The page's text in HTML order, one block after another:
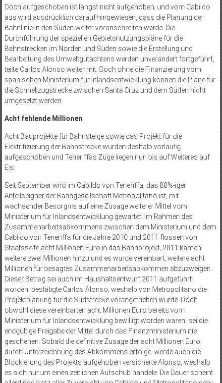
Doch aufgeschoben ist längst nicht aufgehoben, und vom Cabildo
aus wird ausdrücklich darauf hingewiesen, dass die Planung der
Bahnlinie in den Süden weiter voranschreiten werde. Die
Durchführung der speziellen Gebietsnutzungspläne für die
Bahnstrecken im Norden und Süden sowie die Erstellung und
Bearbeitung des Umweltgutachtens werden unverändert fortgeführt,
teilte Carlos Alonso weiter mit. Doch ohne die Finanzierung vom
spanischen Ministerium für Inlandsentwicklung können die Pläne für
die Schnellzugstrecke zwischen Santa Cruz und dem Süden nicht
umgesetzt werden.
Acht fehlende Millionen
Acht Bauprojekte für Bahnsteige sowie das Projekt für die
Elektrifizierung der Bahnstrecke wurden deshalb vorläufig
aufgeschoben und Teneriffas Züge liegen nun bis auf Weiteres auf
Eis.
Seit September wird im Cabildo von Teneriffa, das 80%-iger
Anteilseigner der Bahngesellschaft Metropolitano ist, mit
wachsender Besorgnis auf eine Zusage weiterer Mittel vom
Ministerium für Inlandsentwicklung gewartet. Im Rahmen des
Zusammenarbeitsabkommens zwischen dem Ministerium und dem
Cabildo von Teneriffa für die Jahre 2010 und 2011 flossen von
Staatsseite acht Millionen Euro in das Bahnprojekt, 2011 kamen
weitere zwei Millionen hinzu und es wurde vereinbart, weitere acht
Millionen für besagtes Zusammenarbeitsabkommen abzuzweigen.
Dieser Betrag sei auch im Haushaltsentwurf 2011 aufgeführt
worden, bestätigte Carlos Alonso, weshalb von Metropolitano die
Projektplanung für die Südstrecke vorangetrieben wurde. Doch
obwohl diese vereinbarten acht Millionen Euro bereits vom
Ministerium für Inlandsentwicklung bewilligt worden waren, sei die
endgültige Freigabe der Mittel durch das Finanzministerium nie
geschehen. Sobald die definitive Zusage der acht Millionen Euro
durch Unterzeichnung des Abkommens erfolge, werde auch die
Blockierung des Projekts aufgehoben versicherte Alonso, weshalb
es sich nur um einen zeitlichen Aufschub handele. Die Dauer scheint